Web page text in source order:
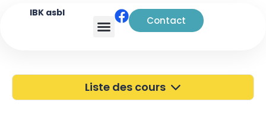
IBK asbl
Contact
Liste des cours